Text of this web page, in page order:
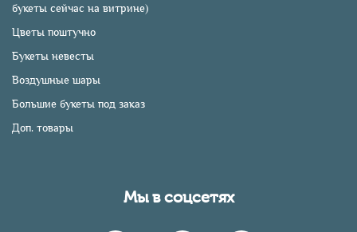
букеты сейчас на витрине)
Цветы поштучно
Букеты невесты
Воздушные шары
Большие букеты под заказ
Доп. товары
Мы в соцсетях